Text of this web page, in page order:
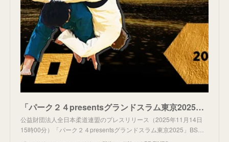
「パーク２４presentsグランドスラム東京2025」BSフジにて二日間連続生中継決定！
公益財団法人全日本柔道連盟のプレスリリース（2025年11月14日
15時00分）「パーク２４presentsグランドスラム東京2025」BS…